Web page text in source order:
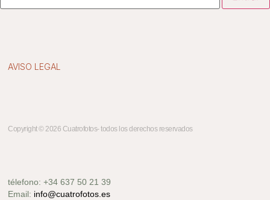
Copyright © 2026 Cuatrofotos- todos los derechos reservados
télefono: +34 637 50 21 39
Email: info@cuatrofotos.es
AVISO LEGAL